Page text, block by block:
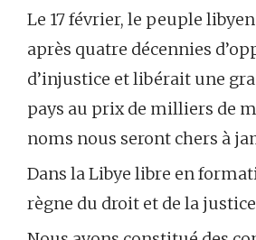
Le 17 février, le peuple
après quatre décennies
d’injustice et libérait une
pays au prix de milliers de
noms nous seront chers à
Dans la Libye libre en
règne du droit et de la